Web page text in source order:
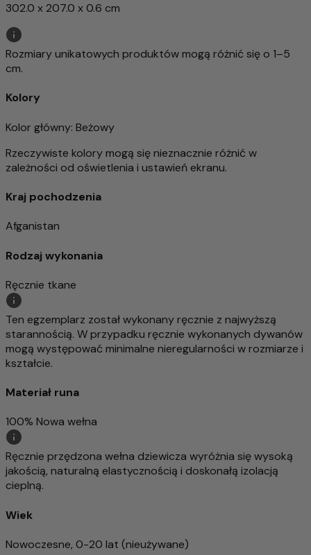
302.0 x 207.0 x 0.6 cm
Rozmiary unikatowych produktów mogą różnić się o 1–5
cm.
Kolory
Kolor główny: Beżowy
Rzeczywiste kolory mogą się nieznacznie różnić w
zależności od oświetlenia i ustawień ekranu.
Kraj pochodzenia
Afganistan
Rodzaj wykonania
Ręcznie tkane
Ten egzemplarz został wykonany ręcznie z najwyższą
starannością. W przypadku ręcznie wykonanych dywanów
mogą występować minimalne nieregularności w rozmiarze i
kształcie.
Materiał runa
100% Nowa wełna
Ręcznie przędzona wełna dziewicza wyróżnia się wysoką
jakością, naturalną elastycznością i doskonałą izolacją
cieplną.
Wiek
Nowoczesne, 0-20 lat (nieużywane)